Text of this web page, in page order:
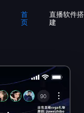
首
页
直播软件搭
建